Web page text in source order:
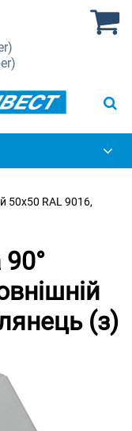
50х50 RAL 9016,
(з)